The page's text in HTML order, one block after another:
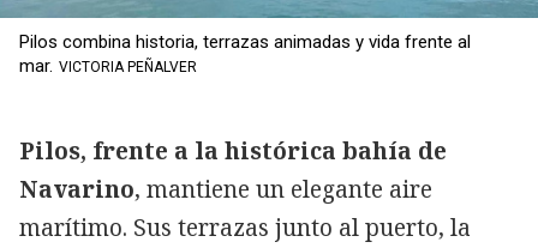
Pilos combina historia, terrazas animadas y vida frente al
mar. VICTORIA PEÑALVER
Pilos, frente a la histórica bahía de
Navarino, mantiene un elegante aire
marítimo. Sus terrazas junto al puerto, la